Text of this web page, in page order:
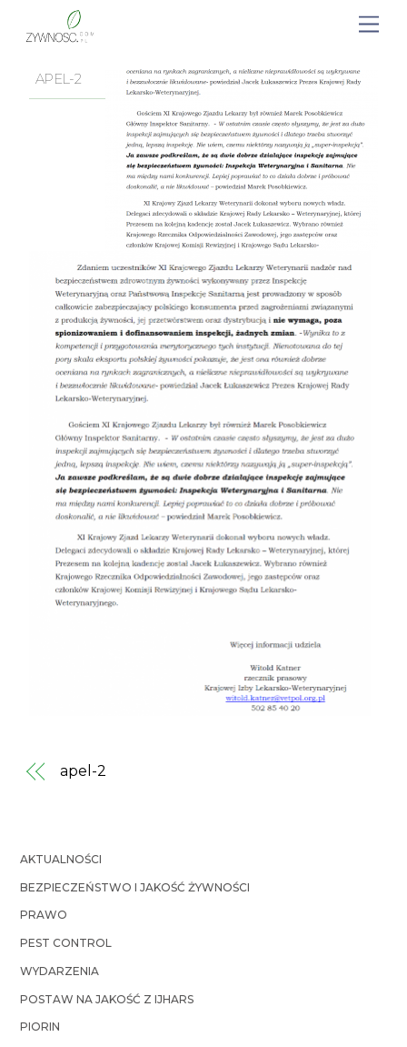
APEL-2
apel-2
AKTUALNOŚCI
BEZPIECZEŃSTWO I JAKOŚĆ ŻYWNOŚCI
PRAWO
PEST CONTROL
WYDARZENIA
POSTAW NA JAKOŚĆ Z IJHARS
PIORIN